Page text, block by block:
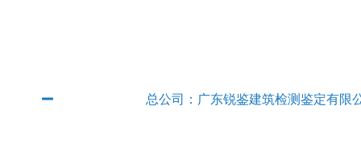
总公司：广东锐鉴建筑检测鉴定有限